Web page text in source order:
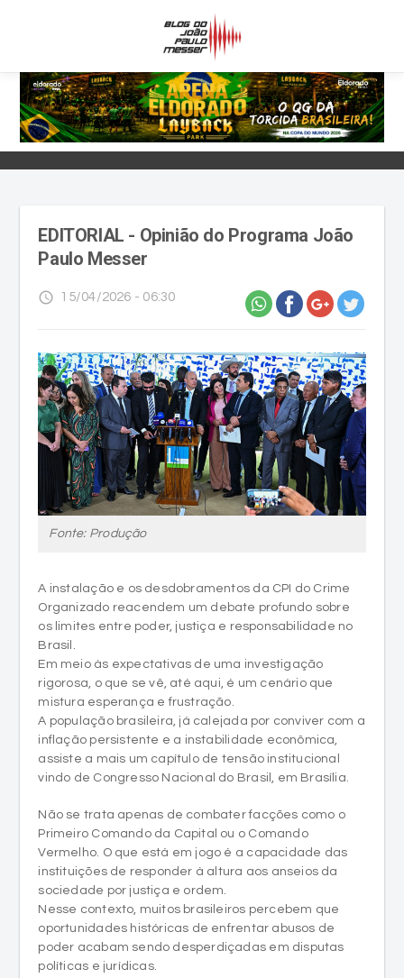
EDITORIAL - Opinião do Programa João
Paulo Messer
access_time 15/04/2026 - 06:30
Fonte: Produção
A instalação e os desdobramentos da CPI do Crime
Organizado reacendem um debate profundo sobre
os limites entre poder, justiça e responsabilidade no
Brasil.
Em meio às expectativas de uma investigação
rigorosa, o que se vê, até aqui, é um cenário que
mistura esperança e frustração.
A população brasileira, já calejada por conviver com a
inflação persistente e a instabilidade econômica,
assiste a mais um capítulo de tensão institucional
vindo de Congresso Nacional do Brasil, em Brasília.
Não se trata apenas de combater facções como o
Primeiro Comando da Capital ou o Comando
Vermelho. O que está em jogo é a capacidade das
instituições de responder à altura aos anseios da
sociedade por justiça e ordem.
Nesse contexto, muitos brasileiros percebem que
oportunidades históricas de enfrentar abusos de
poder acabam sendo desperdiçadas em disputas
políticas e jurídicas.